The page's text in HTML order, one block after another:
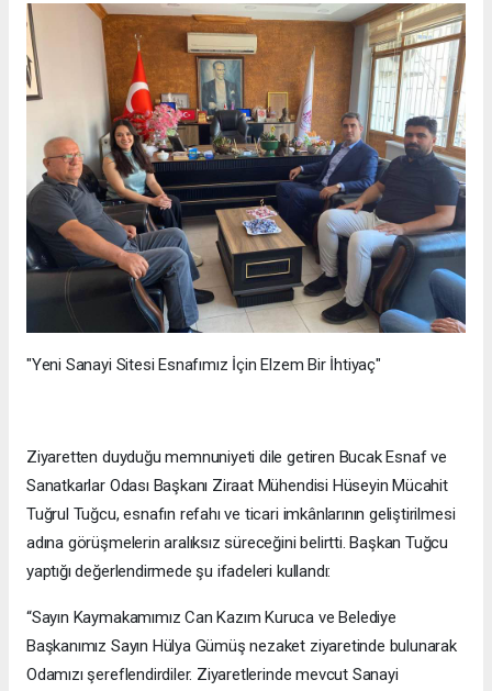
"Yeni Sanayi Sitesi Esnafımız İçin Elzem Bir İhtiyaç"
Ziyaretten duyduğu memnuniyeti dile getiren Bucak Esnaf ve
Sanatkarlar Odası Başkanı Ziraat Mühendisi Hüseyin Mücahit
Tuğrul Tuğcu, esnafın refahı ve ticari imkânlarının geliştirilmesi
adına görüşmelerin aralıksız süreceğini belirtti. Başkan Tuğcu
yaptığı değerlendirmede şu ifadeleri kullandı:
“Sayın Kaymakamımız Can Kazım Kuruca ve Belediye
Başkanımız Sayın Hülya Gümüş nezaket ziyaretinde bulunarak
Odamızı şereflendirdiler. Ziyaretlerinde mevcut Sanayi